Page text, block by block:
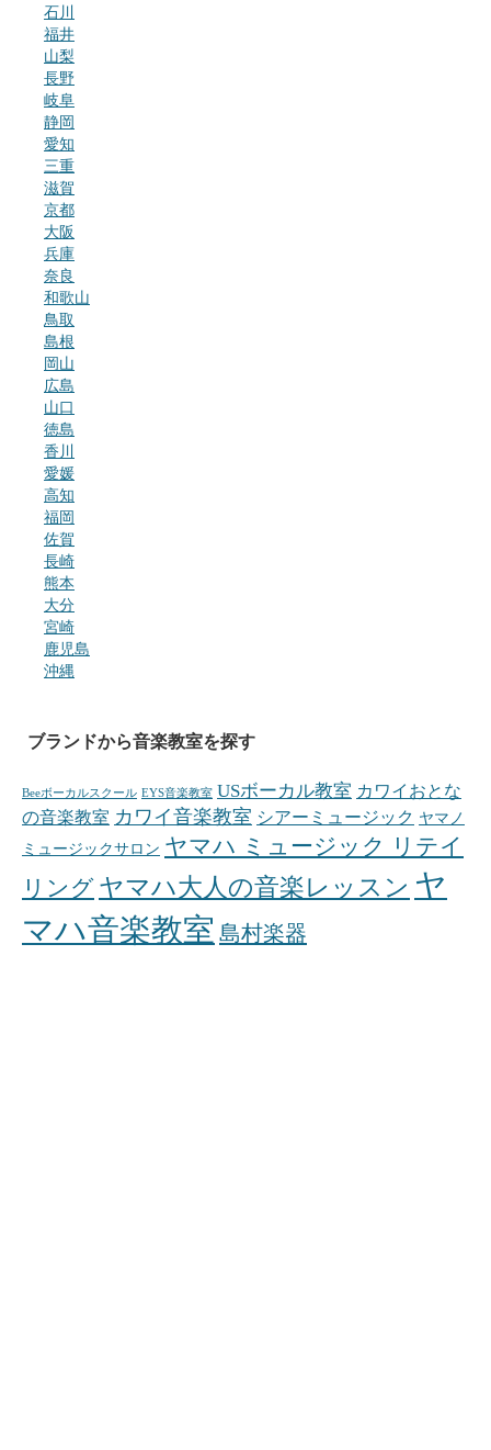
石川
福井
山梨
長野
岐阜
静岡
愛知
三重
滋賀
京都
大阪
兵庫
奈良
和歌山
鳥取
島根
岡山
広島
山口
徳島
香川
愛媛
高知
福岡
佐賀
長崎
熊本
大分
宮崎
鹿児島
沖縄
ブランドから音楽教室を探す
Beeボーカルスクール EYS音楽教室 USボーカル教室 カワイおとな
の音楽教室 カワイ音楽教室 シアーミュージック ヤマノ
ミュージックサロン ヤマハ ミュージック リテイ
リング ヤマハ大人の音楽レッスン ヤ
マハ音楽教室 島村楽器